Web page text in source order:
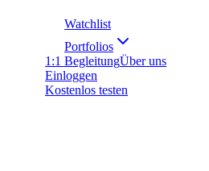
Watchlist
Portfolios
1:1 BegleitungÜber uns
Einloggen
Kostenlos testen